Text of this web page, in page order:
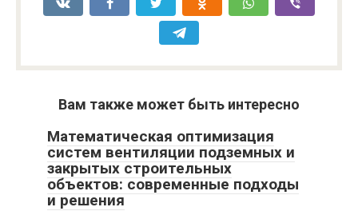
Вам также может быть интересно
Математическая оптимизация
систем вентиляции подземных и
закрытых строительных
объектов: современные подходы
и решения